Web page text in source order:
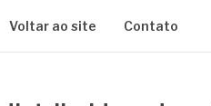
Voltar ao site Contato